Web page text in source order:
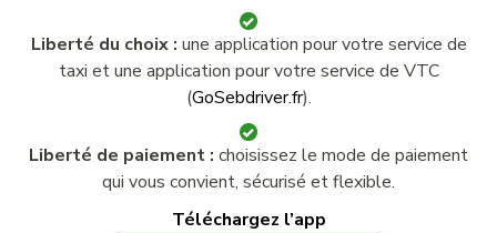
Liberté du choix : une application pour votre service de
taxi et une application pour votre service de VTC
(GoSebdriver.fr).
Liberté de paiement : choisissez le mode de paiement
qui vous convient, sécurisé et flexible.
Téléchargez l’app